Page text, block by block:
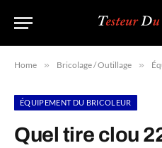
Home » Bricolage / Outillage »
ÉQUIPEMENT DU BRICOLEUR
Quel tire clou